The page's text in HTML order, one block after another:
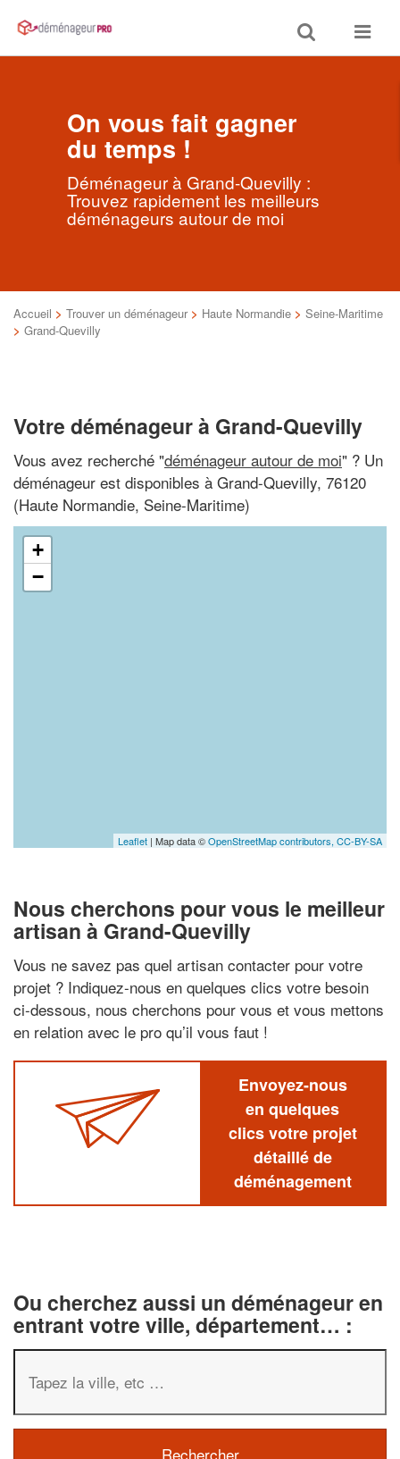
Toggle
search
Toggle
On vous fait gagner
du temps !
Déménageur à Grand-Quevilly :
Trouvez rapidement les meilleurs
déménageurs autour de moi
Accueil > Trouver un déménageur > Haute Normandie > Seine-Maritime
> Grand-Quevilly
Votre déménageur à Grand-Quevilly
Vous avez recherché "déménageur autour de moi" ? Un
déménageur est disponibles à Grand-Quevilly, 76120
(Haute Normandie, Seine-Maritime)
+
−
Leaflet | Map data ©OpenStreetMap contributors, CC-BY-SA
Nous cherchons pour vous le meilleur
artisan à Grand-Quevilly
Vous ne savez pas quel artisan contacter pour votre
projet ? Indiquez-nous en quelques clics votre besoin
ci-dessous, nous cherchons pour vous et vous mettons
en relation avec le pro qu’il vous faut !
Envoyez-nous
en quelques
clics votre projet
détaillé de
déménagement
Ou cherchez aussi un déménageur en
entrant votre ville, département… :